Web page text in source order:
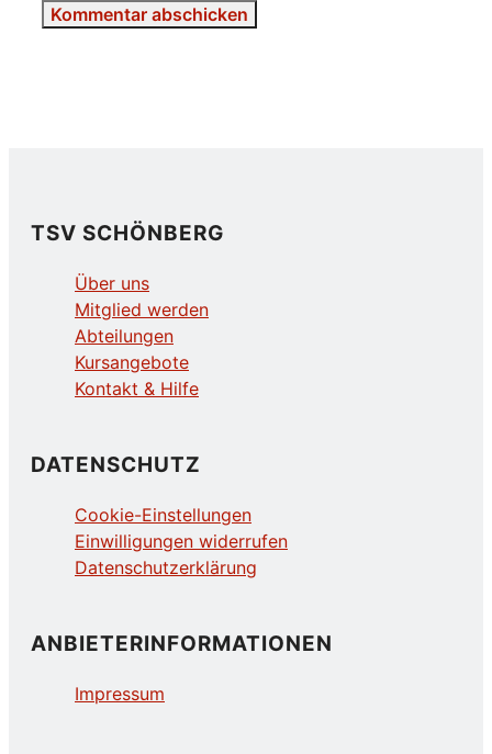
TSV SCHÖNBERG
Über uns
Mitglied werden
Abteilungen
Kursangebote
Kontakt & Hilfe
DATENSCHUTZ
Cookie-Einstellungen
Einwilligungen widerrufen
Datenschutzerklärung
ANBIETERINFORMATIONEN
Impressum